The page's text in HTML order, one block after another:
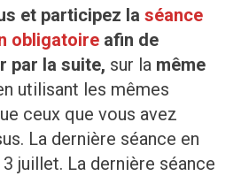
et participez la séance
obligatoire afin de
par la suite, sur la même
utilisant les mêmes
ceux que vous avez
La dernière séance en
juillet. La dernière séance